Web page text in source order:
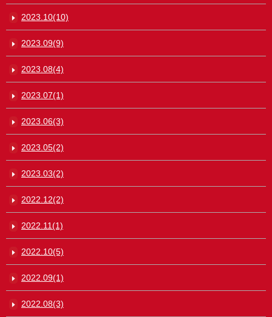
2023.10(10)
2023.09(9)
2023.08(4)
2023.07(1)
2023.06(3)
2023.05(2)
2023.03(2)
2022.12(2)
2022.11(1)
2022.10(5)
2022.09(1)
2022.08(3)